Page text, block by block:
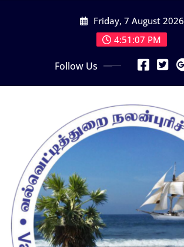
Friday, 7 August 2026
4:51:08 PM
Follow Us